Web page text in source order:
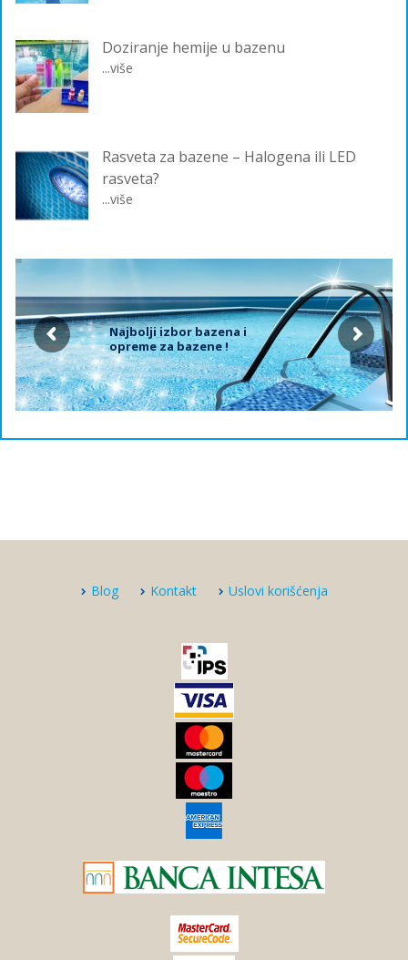
Doziranje hemije u bazenu
...više
Rasveta za bazene – Halogena ili LED
rasveta?
...više
Najbolji izbor bazena i
opreme za bazene !
Blog Kontakt Uslovi korišćenja